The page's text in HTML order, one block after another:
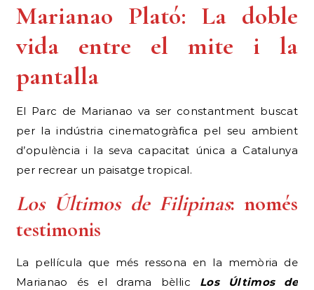
Marianao Plató: La doble
vida entre el mite i la
pantalla
El Parc de Marianao va ser constantment buscat
per la indústria cinematogràfica pel seu ambient
d’opulència i la seva capacitat única a Catalunya
per recrear un paisatge tropical.
Los Últimos de Filipinas: només
testimonis
La pel·lícula que més ressona en la memòria de
Marianao és el drama bèl·lic Los Últimos de